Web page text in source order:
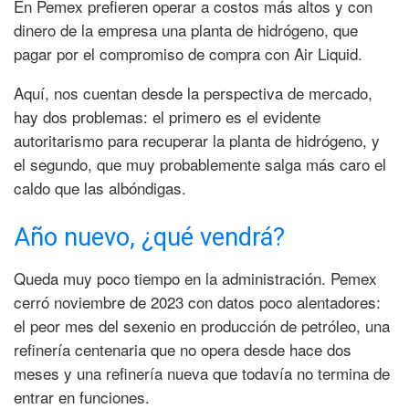
En Pemex prefieren operar a costos más altos y con
dinero de la empresa una planta de hidrógeno, que
pagar por el compromiso de compra con Air Liquid.
Aquí, nos cuentan desde la perspectiva de mercado,
hay dos problemas: el primero es el evidente
autoritarismo para recuperar la planta de hidrógeno, y
el segundo, que muy probablemente salga más caro el
caldo que las albóndigas.
Año nuevo, ¿qué vendrá?
Queda muy poco tiempo en la administración. Pemex
cerró noviembre de 2023 con datos poco alentadores:
el peor mes del sexenio en producción de petróleo, una
refinería centenaria que no opera desde hace dos
meses y una refinería nueva que todavía no termina de
entrar en funciones.